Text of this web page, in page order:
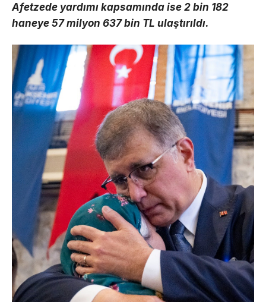
Afetzede yardımı kapsamında ise 2 bin 182
haneye 57 milyon 637 bin TL ulaştırıldı.